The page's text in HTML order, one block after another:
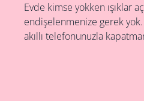
Evde kimse yokken ışıklar
endişelenmenize gerek
akıllı telefonunuzla